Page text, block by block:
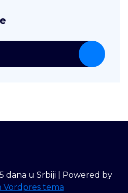
dana u Srbiji | Powered by
Vordpres tema